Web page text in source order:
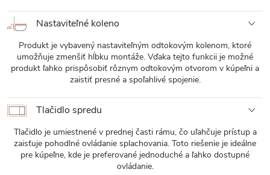
Nastaviteľné koleno
Produkt je vybavený nastaviteľným odtokovým kolenom, ktoré
umožňuje zmenšiť hĺbku montáže. Vďaka tejto funkcii je možné
produkt ľahko prispôsobiť rôznym odtokovým otvorom v kúpeľni a
zaistiť presné a spoľahlivé spojenie.
Tlačidlo spredu
Tlačidlo je umiestnené v prednej časti rámu, čo uľahčuje prístup a
zaisťuje pohodlné ovládanie splachovania. Toto riešenie je ideálne
pre kúpeľne, kde je preferované jednoduché a ľahko dostupné
ovládanie.